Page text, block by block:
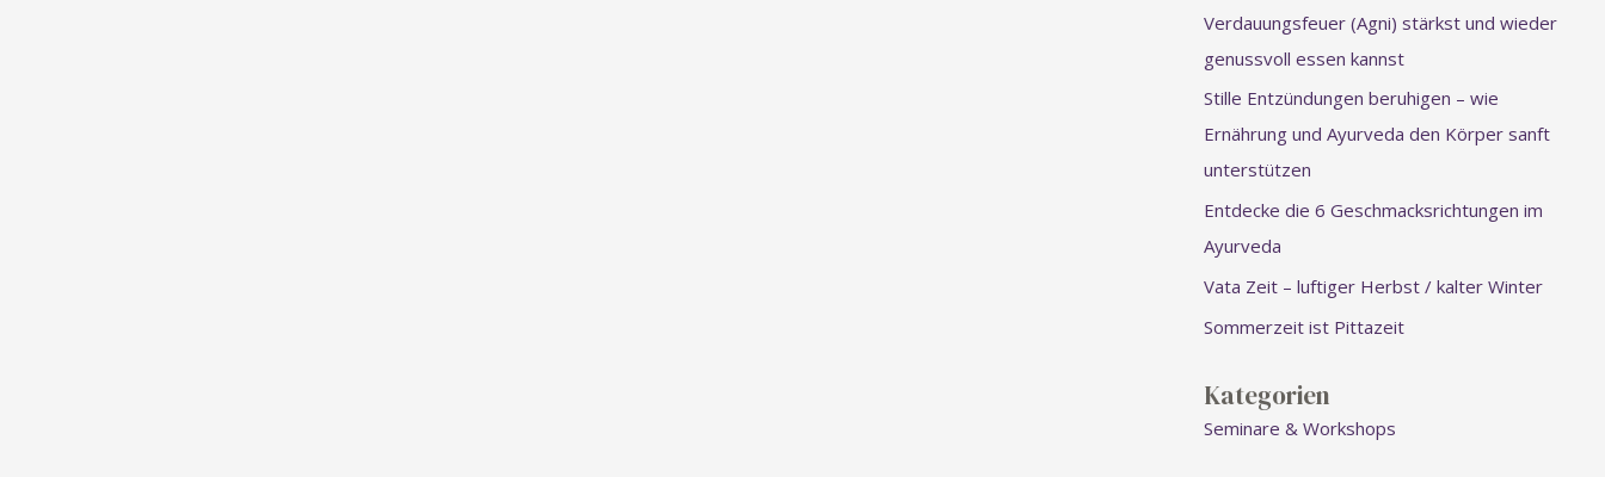
Verdauungsfeuer (Agni) stärkst und wieder
genussvoll essen kannst
Stille Entzündungen beruhigen – wie
Ernährung und Ayurveda den Körper sanft
unterstützen
Entdecke die 6 Geschmacksrichtungen im
Ayurveda
Vata Zeit – luftiger Herbst / kalter Winter
Sommerzeit ist Pittazeit
Kategorien
Seminare & Workshops